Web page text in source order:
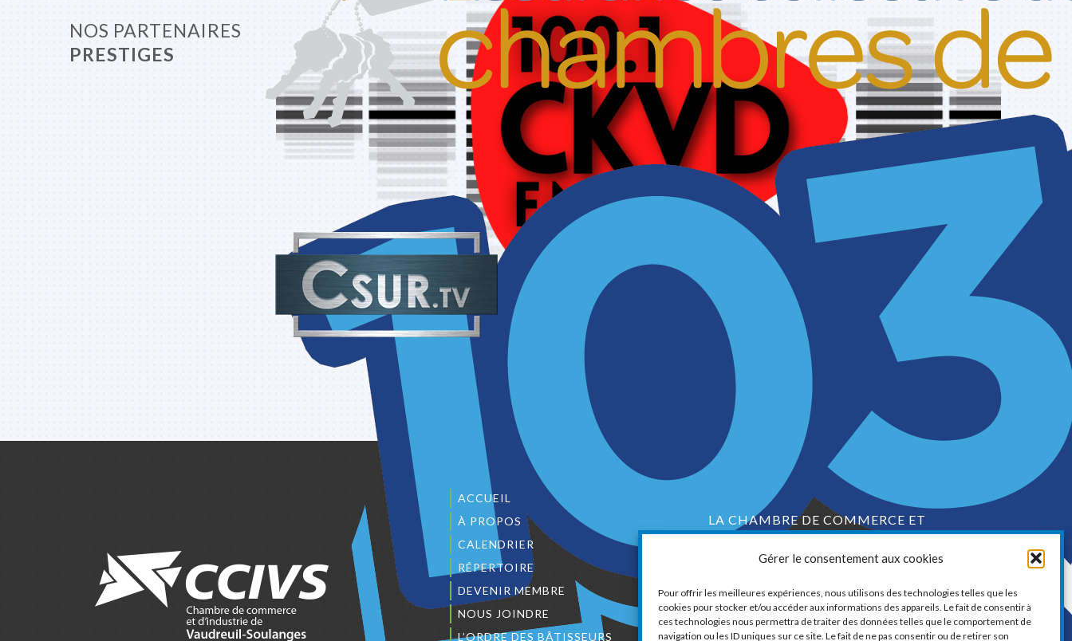
Gérer le consentement aux cookies
Pour offrir les meilleures expériences, nous utilisons des technologies telles que les
cookies pour stocker et/ou accéder aux informations des appareils. Le fait de consentir à
ces technologies nous permettra de traiter des données telles que le comportement de
navigation ou les ID uniques sur ce site. Le fait de ne pas consentir ou de retirer son
NOS PARTENAIRES
PRESTIGES
ACCUEIL
À PROPOS
CALENDRIER
RÉPERTOIRE
DEVENIR MEMBRE
NOUS JOINDRE
L’ORDRE DES BÂTISSEURS
LA CHAMBRE DE COMMERCE ET
D’INDUSTRIE DE VAUDREUIL-SOULANGES
11, boul. de la Cité-des-Jeunes, Suite 201
J7V 0N3
Téléphone :450 424-6886